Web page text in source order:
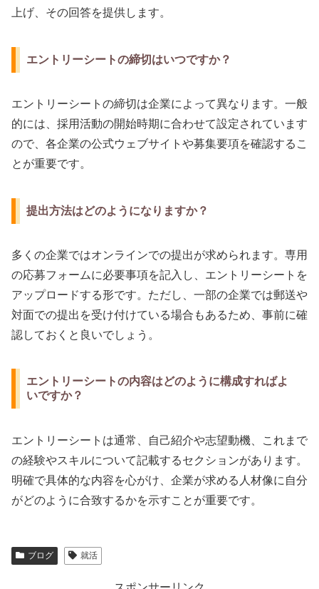
上げ、その回答を提供します。
エントリーシートの締切はいつですか？
エントリーシートの締切は企業によって異なります。一般
的には、採用活動の開始時期に合わせて設定されています
ので、各企業の公式ウェブサイトや募集要項を確認するこ
とが重要です。
提出方法はどのようになりますか？
多くの企業ではオンラインでの提出が求められます。専用
の応募フォームに必要事項を記入し、エントリーシートを
アップロードする形です。ただし、一部の企業では郵送や
対面での提出を受け付けている場合もあるため、事前に確
認しておくと良いでしょう。
エントリーシートの内容はどのように構成すればよ
いですか？
エントリーシートは通常、自己紹介や志望動機、これまで
の経験やスキルについて記載するセクションがあります。
明確で具体的な内容を心がけ、企業が求める人材像に自分
がどのように合致するかを示すことが重要です。
ブログ 就活